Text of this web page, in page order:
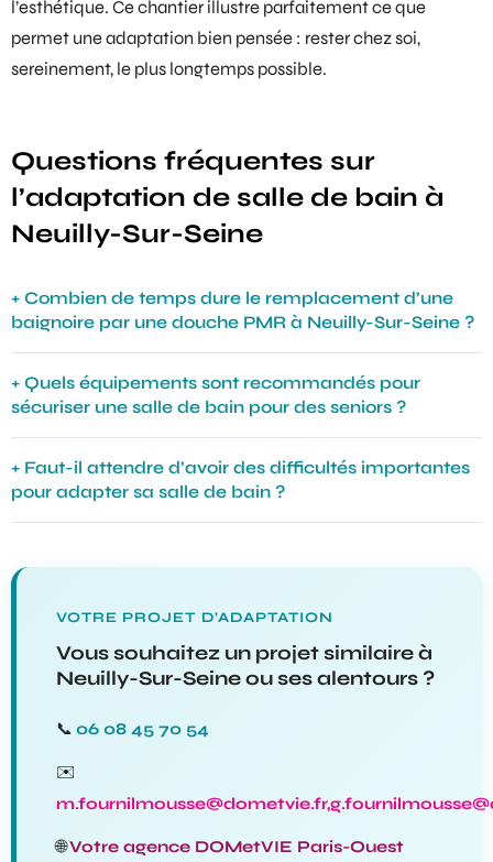
l’esthétique. Ce chantier illustre parfaitement ce que
permet une adaptation bien pensée : rester chez soi,
sereinement, le plus longtemps possible.
Questions fréquentes sur
l’adaptation de salle de bain à
Neuilly-Sur-Seine
Combien de temps dure le remplacement d’une
baignoire par une douche PMR à Neuilly-Sur-Seine ?
Quels équipements sont recommandés pour
sécuriser une salle de bain pour des seniors ?
Faut-il attendre d’avoir des difficultés importantes
pour adapter sa salle de bain ?
VOTRE PROJET D’ADAPTATION
Vous souhaitez un projet similaire à
Neuilly-Sur-Seine ou ses alentours ?
📞 06 08 45 70 54
✉️
🌐Votre agence DOMetVIE Paris-Ouest